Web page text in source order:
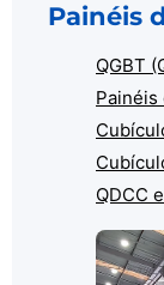
Painéis
QGBT
QDCC